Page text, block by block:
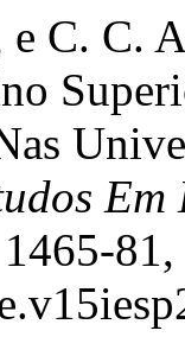
C. C.
Em
81,